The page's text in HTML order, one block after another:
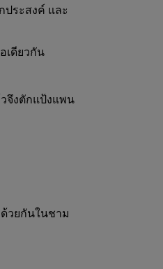
ประสงค์ และ
เดียวกัน
จึงตักแป้งแพน
วยกันในชาม